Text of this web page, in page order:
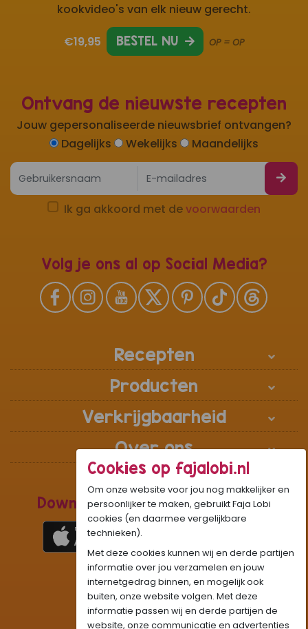
Ontvang de nieuwste recepten
Jouw gepersonaliseerde nieuwsbrief ontvangen?
Dagelijks
Wekelijks Maandelijks
Ik ga akkoord met devoorwaarden
Volg je ons al op Social Media?
Recepten
Producten
Verkrijgbaarheid
Over ons
Download de Recepten Webapp
WhatsApp Community:
Onze gifjes al eens geprobeerd?: GIF
Beleef Sandhia’s Recepten in:
kookvideo's van elk nieuw gerecht.
€19,95 BESTEL NU OP = OP
Cookies op fajalobi.nl
Om onze website voor jou nog makkelijker en
persoonlijker te maken, gebruikt Faja Lobi
cookies (en daarmee vergelijkbare
technieken).
Met deze cookies kunnen wij en derde partijen
informatie over jou verzamelen en jouw
internetgedrag binnen, en mogelijk ook
buiten, onze website volgen. Met deze
informatie passen wij en derde partijen de
website, onze communicatie en advertenties